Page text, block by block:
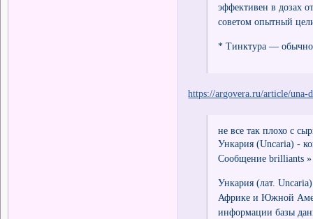
эффективен в дозах
советом опытный
* Тинктура —
https://argovera.ru/article/una-
не все так плохо с
Ункария (Uncaria) -
Сообщение brilliants
Ункария (лат.
Африке и Южной
информации базы